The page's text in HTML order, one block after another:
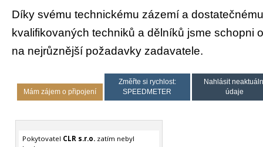
Díky svému technickému zázemí a
kvalifikovaných techniků a dělníků jsme schopni
na nejrůznější požadavky zadavatele.
Mám zájem o připojení
Změřte si rychlost:
SPEEDMETER
Nahlásit
údaje
Pokytovatel CLR s.r.o.zatím nebyl